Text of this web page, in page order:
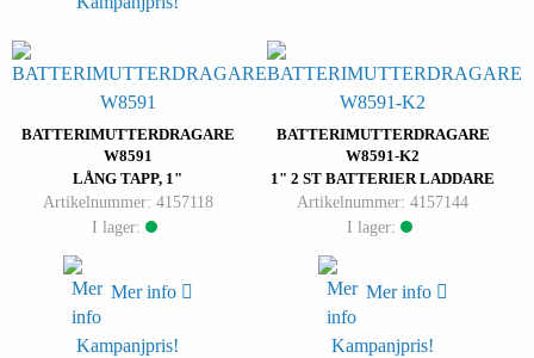
BATTERIMUTTERDRAGARE
W8591
LÅNG TAPP, 1"
Artikelnummer: 4157118
I lager:
Mer info
Kampanjpris!
BATTERIMUTTERDRAGARE
W8591-K2
1" 2 ST BATTERIER LADDARE
Artikelnummer: 4157144
I lager:
Mer info
Kampanjpris!